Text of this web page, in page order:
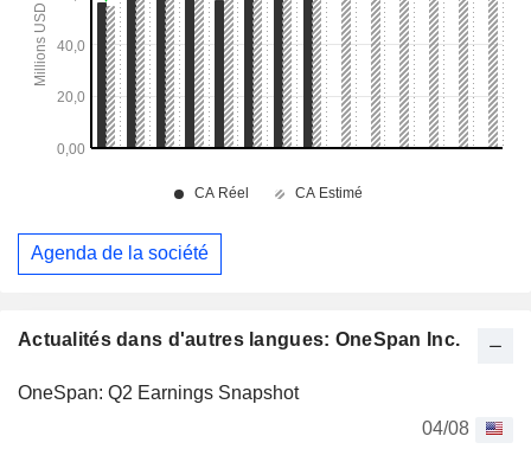
Actualités dans d'autres langues: OneSpan Inc.
OneSpan: Q2 Earnings Snapshot
04/08
Agenda de la société